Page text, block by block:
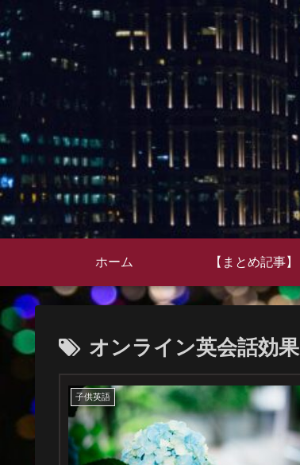
ホーム 【まとめ記事】
オンライン英会話効果
子供英語